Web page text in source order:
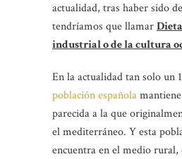
actualidad, tras haber sido
tendríamos que llamar
industrial o de la cultura
En la actualidad tan solo un
población española
parecida a la que
el mediterráneo. Y esta
encuentra en el medio rural,